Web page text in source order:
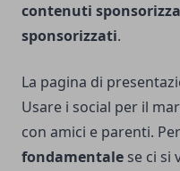
contenuti
sponsorizzati.
La pagina di
Usare i social per il
con amici e parenti.
fondamentale se ci si